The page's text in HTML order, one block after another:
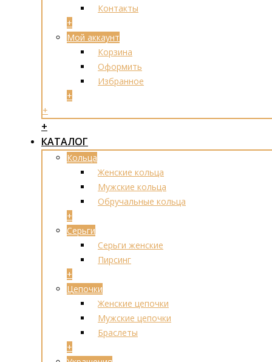
Контакты
+
Мой аккаунт
Корзина
Оформить
Избранное
+
+
+
КАТАЛОГ
Кольца
Женские кольца
Мужские кольца
Обручальные кольца
+
Серьги
Серьги женские
Пирсинг
+
Цепочки
Женские цепочки
Мужские цепочки
Браслеты
+